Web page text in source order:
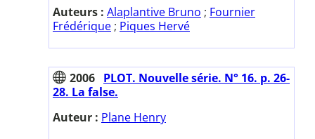
Auteurs : Alaplantive Bruno ; Fournier
Frédérique ; Piques Hervé
2006 PLOT. Nouvelle série. N° 16. p. 26-
28. La false.
Auteur : Plane Henry